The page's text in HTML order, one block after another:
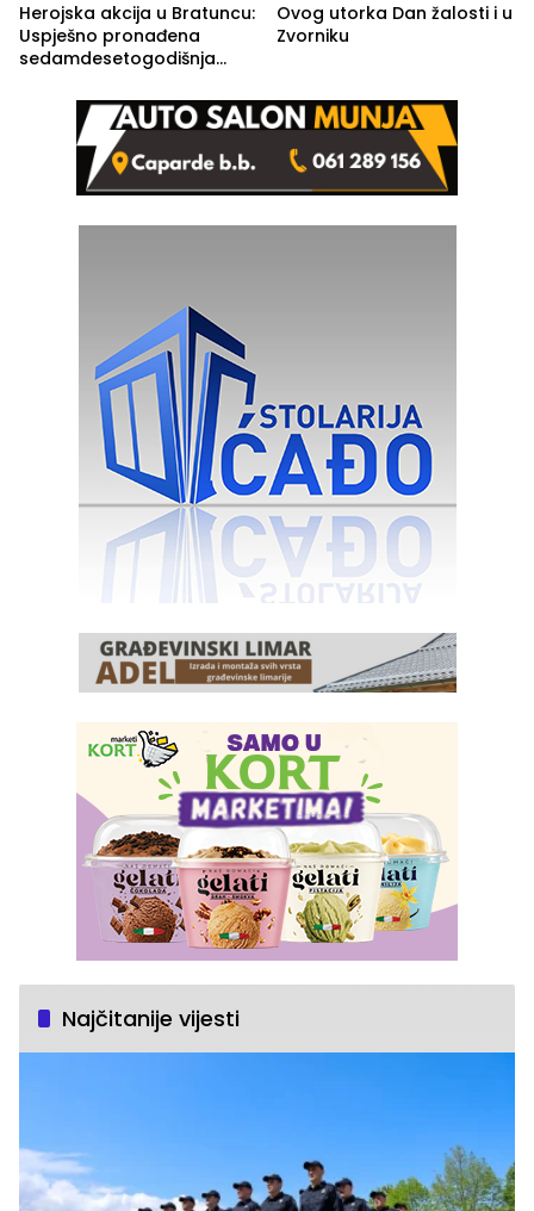
Herojska akcija u Bratuncu:
Uspješno pronađena
sedamdesetogodišnja
Kravice.
Ovog utorka Dan žalosti i u
Zvorniku
Najčitanije vijesti